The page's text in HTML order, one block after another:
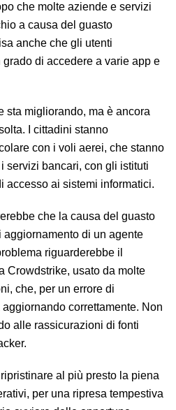
che molte aziende e servizi
a causa del guasto
anche che gli utenti
grado di accedere a varie app e
sta migliorando, ma è ancora
I cittadini stanno
con i voli aerei, che stanno
servizi bancari, con gli istituti
accesso ai sistemi informatici.
che la causa del guasto
aggiornamento di un agente
riguarderebbe il
Crowdstrike, usato da molte
che, per un errore di
correttamente. Non
alle rassicurazioni di fonti
al più presto la piena
per una ripresa tempestiva